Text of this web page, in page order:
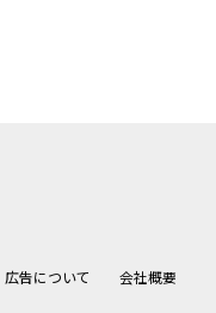
広告について 会社概要